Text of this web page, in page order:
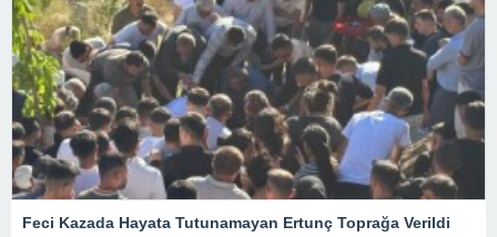
Feci Kazada Hayata Tutunamayan Ertunç Toprağa Verildi